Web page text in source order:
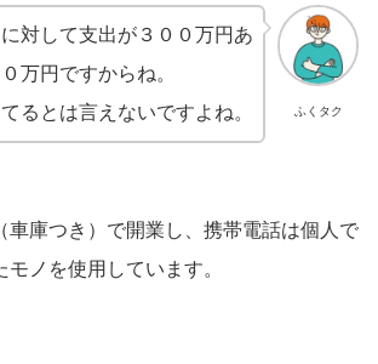
ふくタク
対して支出が３００万円あ
万円ですからね。
るとは言えないですよね。
車庫つき）で開業し、携帯電話は個人で
ノを使用しています。